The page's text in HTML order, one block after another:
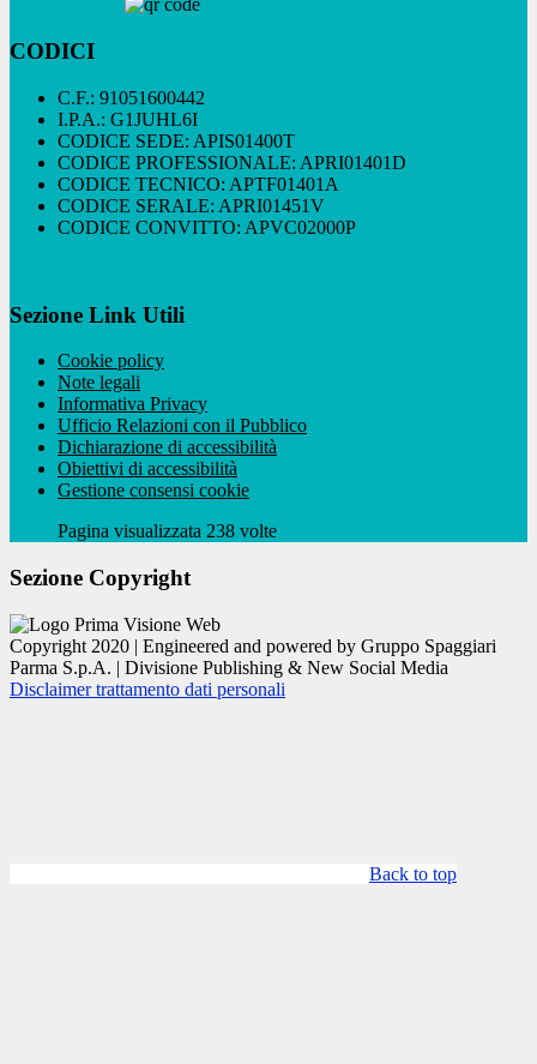
CODICI
C.F.: 91051600442
I.P.A.: G1JUHL6I
CODICE SEDE: APIS01400T
CODICE PROFESSIONALE: APRI01401D
CODICE TECNICO: APTF01401A
CODICE SERALE: APRI01451V
CODICE CONVITTO: APVC02000P
Sezione Link Utili
Cookie policy
Note legali
Informativa Privacy
Ufficio Relazioni con il Pubblico
Dichiarazione di accessibilità
Obiettivi di accessibilità
Gestione consensi cookie
Pagina visualizzata 238 volte
Sezione Copyright
Copyright 2020 | Engineered and powered by Gruppo Spaggiari
Parma S.p.A. | Divisione Publishing & New Social Media
Disclaimer trattamento dati personali
Back to top